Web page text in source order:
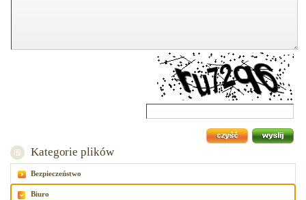
Kategorie plików
Bezpieczeństwo
Biuro